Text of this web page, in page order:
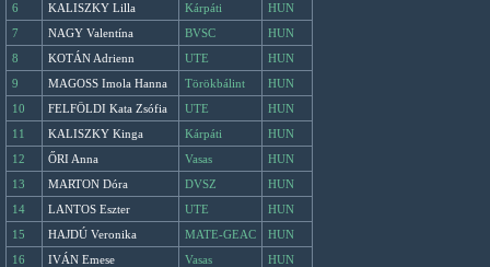
6
KALISZKY Lilla Kárpáti
HUN
7
NAGY Valentína BVSC
HUN
8
KOTÁN Adrienn UTE
HUN
9
MAGOSS Imola Hanna Törökbálint
HUN
10
FELFÖLDI Kata Zsófia UTE
HUN
11
KALISZKY Kinga Kárpáti
HUN
12
ŐRI Anna Vasas
HUN
13
MARTON Dóra DVSZ
HUN
14
LANTOS Eszter UTE
HUN
15
HAJDÚ Veronika MATE-GEAC
HUN
16
IVÁN Emese Vasas
HUN